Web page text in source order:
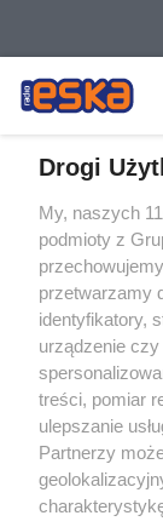
Żaden utwór
tym także
eksploatacji w
Internecie bez
wykorzystanie
tzn. bez właściwej
ścigane prawnie.
Drogi
My, naszych
podmioty z
przetwarzamy
identyfikatory,
urządzenie
treści, pomiar
ulepszanie
Partnerzy